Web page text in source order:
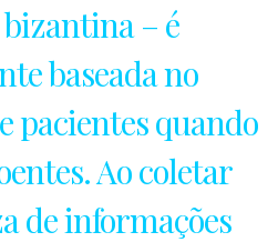
– é
baseada no
pacientes quando
Ao coletar
de informações